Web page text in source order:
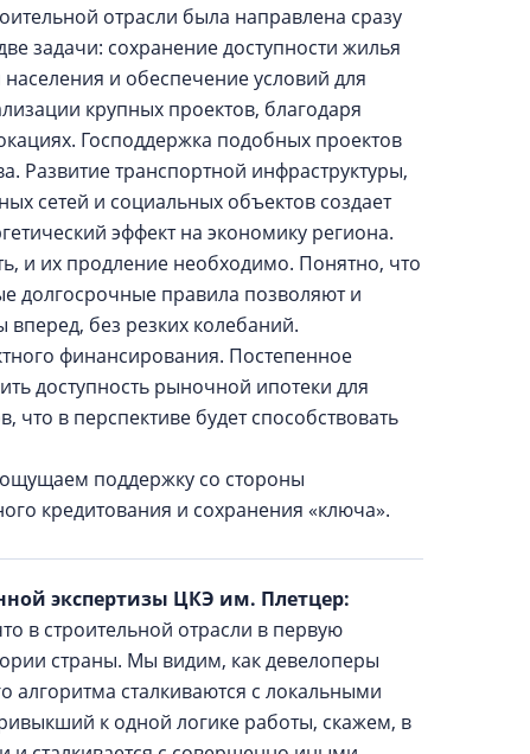
отрасли была направлена сразу
задачи: сохранение доступности жилья
населения и обеспечение условий для
крупных проектов, благодаря
Господдержка подобных проектов
Развитие транспортной инфраструктуры,
сетей и социальных объектов создает
эффект на экономику региона.
и их продление необходимо. Понятно, что
долгосрочные правила позволяют и
без резких колебаний.
финансирования. Постепенное
доступность рыночной ипотеки для
что в перспективе будет способствовать
поддержку со стороны
кредитования и сохранения «ключа».
экспертизы ЦКЭ им. Плетцер:
в строительной отрасли в первую
страны. Мы видим, как девелоперы
алгоритма сталкиваются с локальными
к одной логике работы, скажем, в